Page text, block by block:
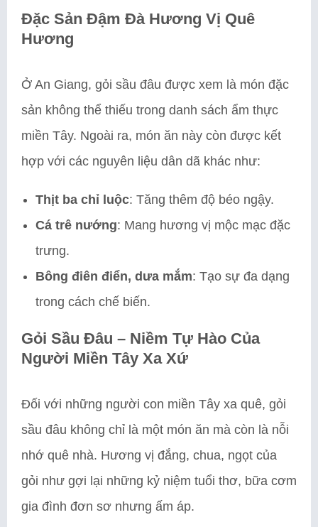
Đặc Sản Đậm Đà Hương Vị Quê
Hương
Ở An Giang, gỏi sầu đâu được xem là món đặc
sản không thể thiếu trong danh sách ẩm thực
miền Tây. Ngoài ra, món ăn này còn được kết
hợp với các nguyên liệu dân dã khác như:
Thịt ba chỉ luộc: Tăng thêm độ béo ngậy.
Cá trê nướng: Mang hương vị mộc mạc đặc
trưng.
Bông điên điển, dưa mắm: Tạo sự đa dạng
trong cách chế biến.
Gỏi Sầu Đâu – Niềm Tự Hào Của
Người Miền Tây Xa Xứ
Đối với những người con miền Tây xa quê, gỏi
sầu đâu không chỉ là một món ăn mà còn là nỗi
nhớ quê nhà. Hương vị đắng, chua, ngọt của
gỏi như gợi lại những kỷ niệm tuổi thơ, bữa cơm
gia đình đơn sơ nhưng ấm áp.